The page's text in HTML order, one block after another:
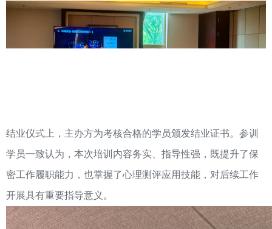
结业仪式上，主办方为考核合格的学员颁发结业证书。参训
学员一致认为，本次培训内容务实、指导性强，既提升了保
密工作履职能力，也掌握了心理测评应用技能，对后续工作
开展具有重要指导意义。